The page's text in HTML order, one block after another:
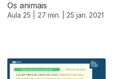
Os animais
Aula 25 | 27 min. | 25 jan. 2021